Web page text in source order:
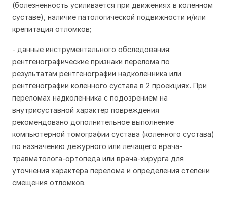
(болезненность усиливается при движениях в коленном
суставе), наличие патологической подвижности и/или
крепитация отломков;
- данные инструментального обследования:
рентгенографические признаки перелома по
результатам рентгенографии надколенника или
рентгенографии коленного сустава в 2 проекциях. При
переломах надколенника с подозрением на
внутрисуставной характер повреждения
рекомендовано дополнительное выполнение
компьютерной томографии сустава (коленного сустава)
по назначению дежурного или лечащего врача-
травматолога-ортопеда или врача-хирурга для
уточнения характера перелома и определения степени
смещения отломков.